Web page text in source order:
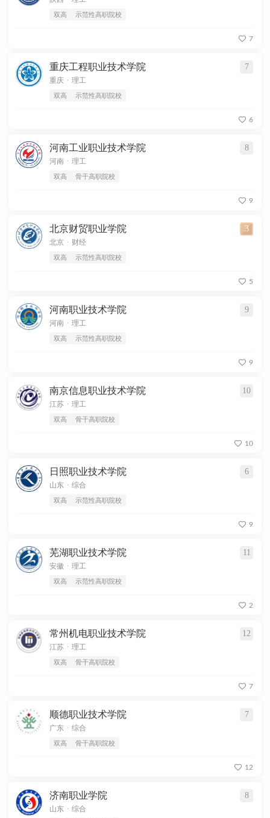
双高 示范性高职院校
7
重庆工程职业技术学院 7
重庆 . 理工
双高 示范性高职院校
6
河南工业职业技术学院 8
河南 . 理工
双高 骨干高职院校
9
北京财贸职业学院 3
北京 . 财经
双高 示范性高职院校
5
河南职业技术学院 9
河南 . 理工
双高 示范性高职院校
9
南京信息职业技术学院 10
江苏 . 理工
双高 骨干高职院校
10
日照职业技术学院 6
山东 . 综合
双高 示范性高职院校
9
芜湖职业技术学院 11
安徽 . 理工
双高 示范性高职院校
2
常州机电职业技术学院 12
江苏 . 理工
双高 骨干高职院校
7
顺德职业技术学院 7
广东 . 综合
双高 骨干高职院校
12
济南职业学院 8
山东 . 综合